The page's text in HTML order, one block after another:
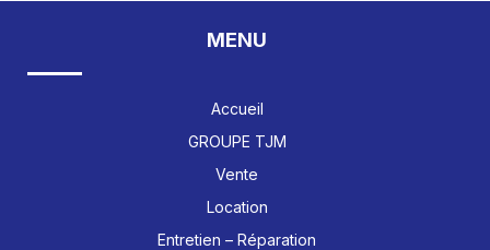
MENU
Accueil
GROUPE TJM
Vente
Location
Entretien – Réparation